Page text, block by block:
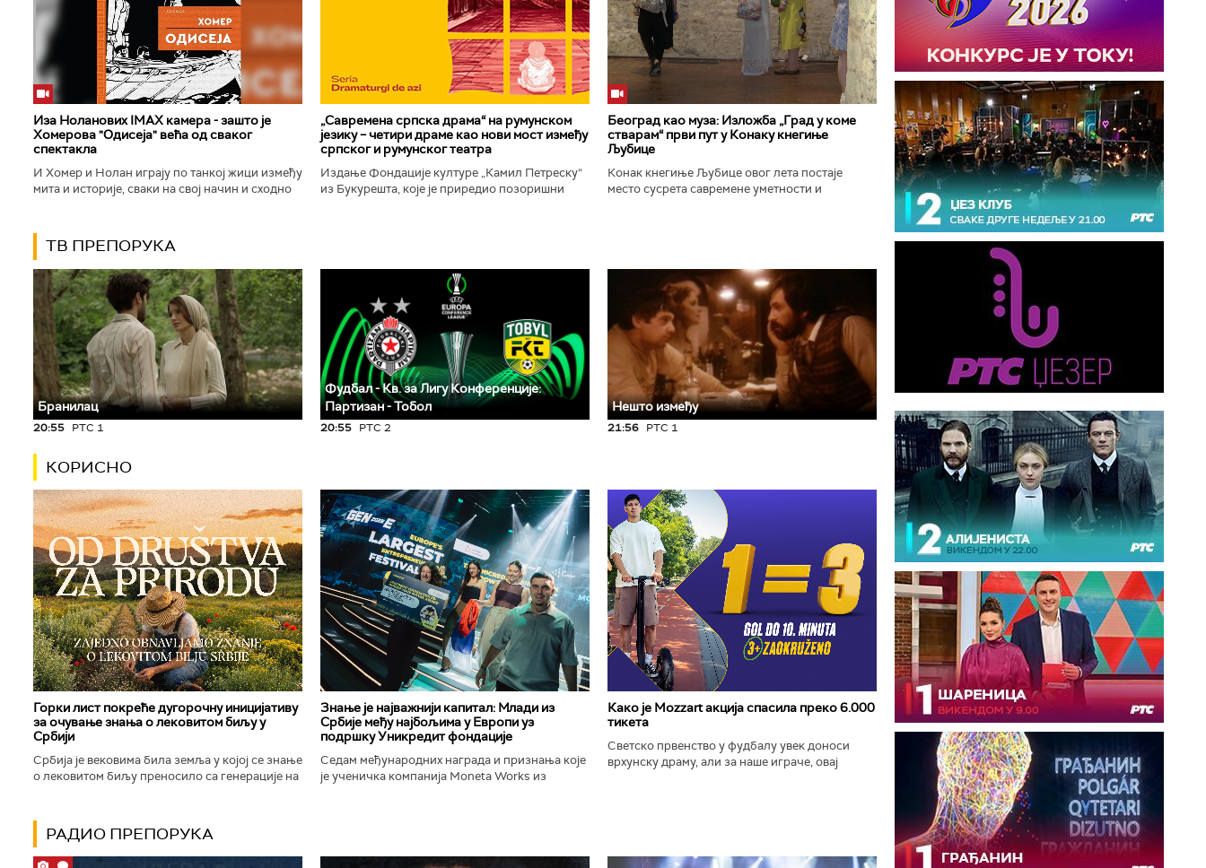
Иза Ноланових IMAX камера - зашто је
Хомерова "Одисеја" већа од сваког
спектакла
И Хомер и Нолан играју по танкој жици између
мита и историје, сваки на свој начин и сходно
„Савремена српска драма“ на румунском
језику – четири драме као нови мост између
српског и румунског театра
Издање Фондације културе „Камил Петреску“
из Букурешта, које је приредио позоришни
Београд као муза: Изложба „Град у коме
стварам“ први пут у Конаку кнегиње
Љубице
Конак кнегиње Љубице овог лета постаје
место сусрета савремене уметности и
ТВ ПРЕПОРУКА
Бранилац
20:55 РТС 1
Фудбал - Кв. за Лигу Конференције:
Партизан - Тобол
20:55 РТС 2
Нешто између
21:56 РТС 1
КОРИСНО
Горки лист покреће дугорочну иницијативу
за очување знања о лековитом биљу у
Србији
Србија је вековима била земља у којој се знање
о лековитом биљу преносило са генерације на
Знање је најважнији капитал: Млади из
Србије међу најбољима у Европи уз
подршку Уникредит фондације
Седам међународних награда и признања које
је ученичка компанија Moneta Works из
Како је Mozzart акција спасила преко 6.000
тикета
Светско првенство у фудбалу увек доноси
врхунску драму, али за наше играче, овај
РАДИО ПРЕПОРУКА